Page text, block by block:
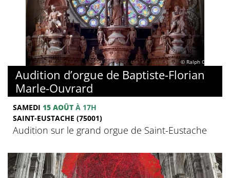
© Ralph Ghobril
Audition d’orgue de Baptiste-Florian
Marle-Ouvrard
SAMEDI 15 AOÛT À 17H
SAINT-EUSTACHE (75001)
Audition sur le grand orgue de Saint-Eustache